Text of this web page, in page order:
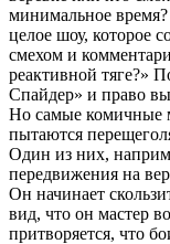
минимальное
целое шоу, которое
смехом и
реактивной тяге?»
Спайдер» и право
Но самые комичные
пытаются
Один из них,
передвижения на
Он начинает
вид, что он мастер
притворяется, что